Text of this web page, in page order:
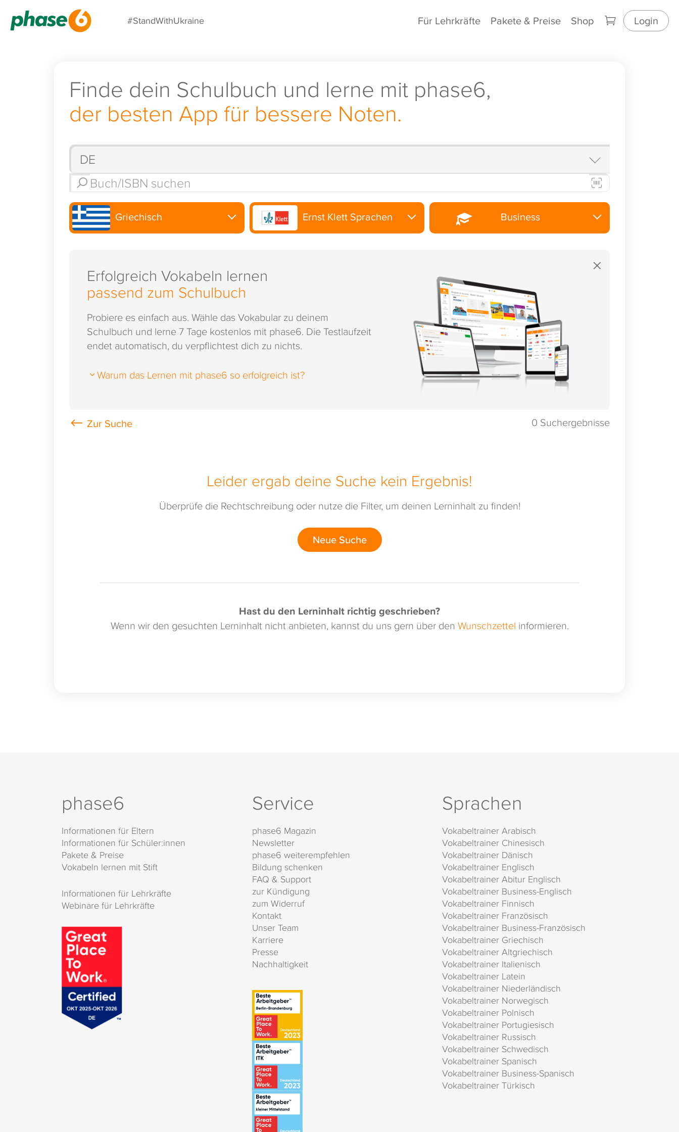
#StandWithUkraine Für Lehrkräfte Pakete & Preise Shop Login
Finde dein Schulbuch und lerne mit phase6,
der besten App für bessere Noten.
Griechisch Ernst Klett Sprachen Business
×
Erfolgreich Vokabeln lernen
passend zum Schulbuch
Probiere es einfach aus. Wähle das Vokabular zu deinem
Schulbuch und lerne 7 Tage kostenlos mit phase6. Die Testlaufzeit
endet automatisch, du verpflichtest dich zu nichts.
Warum das Lernen mit phase6 so erfolgreich ist?
0 Suchergebnisse
Leider ergab deine Suche kein Ergebnis!
Überprüfe die Rechtschreibung oder nutze die Filter, um deinen Lerninhalt zu finden!
Neue Suche
Hast du den Lerninhalt richtig geschrieben?
Wenn wir den gesuchten Lerninhalt nicht anbieten, kannst du uns gern über den Wunschzettel informieren.
phase6
Informationen für Eltern
Informationen für Schüler:innen
Pakete & Preise
Vokabeln lernen mit Stift
Informationen für Lehrkräfte
Webinare für Lehrkräfte
Service
phase6 Magazin
Newsletter
phase6 weiterempfehlen
Bildung schenken
FAQ & Support
zur Kündigung
zum Widerruf
Kontakt
Unser Team
Karriere
Presse
Nachhaltigkeit
Sprachen
Vokabeltrainer Arabisch
Vokabeltrainer Chinesisch
Vokabeltrainer Dänisch
Vokabeltrainer Englisch
Vokabeltrainer Abitur Englisch
Vokabeltrainer Business-Englisch
Vokabeltrainer Finnisch
Vokabeltrainer Französisch
Vokabeltrainer Business-Französisch
Vokabeltrainer Griechisch
Vokabeltrainer Altgriechisch
Vokabeltrainer Italienisch
Vokabeltrainer Latein
Vokabeltrainer Niederländisch
Vokabeltrainer Norwegisch
Vokabeltrainer Polnisch
Vokabeltrainer Portugiesisch
Vokabeltrainer Russisch
Vokabeltrainer Schwedisch
Vokabeltrainer Spanisch
Vokabeltrainer Business-Spanisch
Vokabeltrainer Türkisch